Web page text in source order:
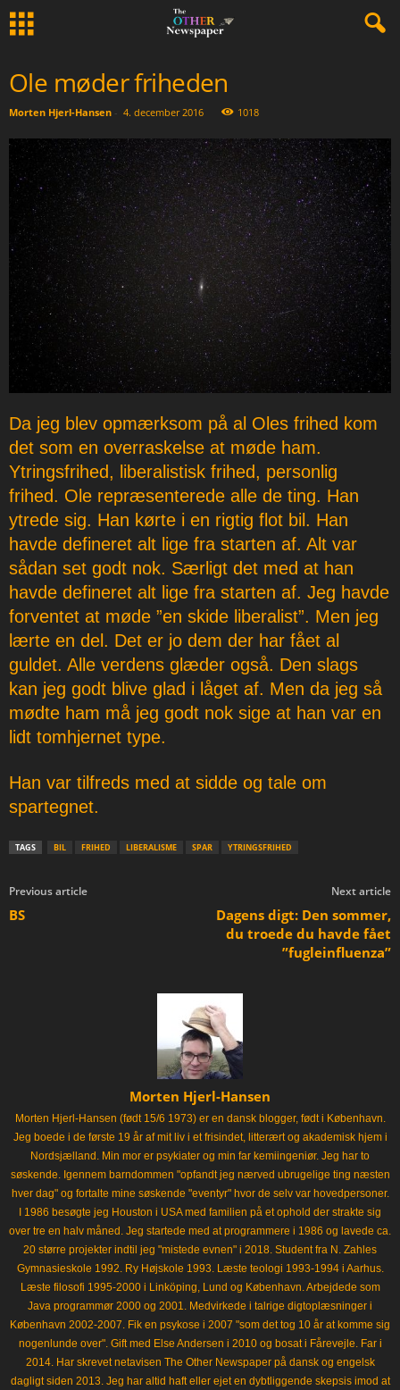
Ole møder friheden
Morten Hjerl-Hansen - 4. december 2016 1018
Da jeg blev opmærksom på al Oles frihed kom
det som en overraskelse at møde ham.
Ytringsfrihed, liberalistisk frihed, personlig
frihed. Ole repræsenterede alle de ting. Han
ytrede sig. Han kørte i en rigtig flot bil. Han
havde defineret alt lige fra starten af. Alt var
sådan set godt nok. Særligt det med at han
havde defineret alt lige fra starten af. Jeg havde
forventet at møde ”en skide liberalist”. Men jeg
lærte en del. Det er jo dem der har fået al
guldet. Alle verdens glæder også. Den slags
kan jeg godt blive glad i låget af. Men da jeg så
mødte ham må jeg godt nok sige at han var en
lidt tomhjernet type.
Han var tilfreds med at sidde og tale om
spartegnet.
TAGS BIL FRIHED LIBERALISME SPAR YTRINGSFRIHED
Previous article
BS
Next article
Dagens digt: Den sommer,
du troede du havde fået
”fugleinfluenza”
Morten Hjerl-Hansen
Morten Hjerl-Hansen (født 15/6 1973) er en dansk blogger, født i København.
Jeg boede i de første 19 år af mit liv i et frisindet, litterært og akademisk hjem i
Nordsjælland. Min mor er psykiater og min far kemiingeniør. Jeg har to
søskende. Igennem barndommen "opfandt jeg nærved ubrugelige ting næsten
hver dag" og fortalte mine søskende "eventyr" hvor de selv var hovedpersoner.
I 1986 besøgte jeg Houston i USA med familien på et ophold der strakte sig
over tre en halv måned. Jeg startede med at programmere i 1986 og lavede ca.
20 større projekter indtil jeg "mistede evnen" i 2018. Student fra N. Zahles
Gymnasieskole 1992. Ry Højskole 1993. Læste teologi 1993-1994 i Aarhus.
Læste filosofi 1995-2000 i Linköping, Lund og København. Arbejdede som
Java programmør 2000 og 2001. Medvirkede i talrige digtoplæsninger i
København 2002-2007. Fik en psykose i 2007 "som det tog 10 år at komme sig
nogenlunde over". Gift med Else Andersen i 2010 og bosat i Fårevejle. Far i
2014. Har skrevet netavisen The Other Newspaper på dansk og engelsk
dagligt siden 2013. Jeg har altid haft eller ejet en dybtliggende skepsis imod at